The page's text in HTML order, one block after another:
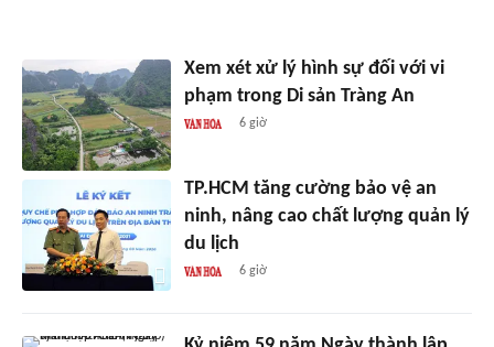
Xem xét xử lý hình sự đối với vi
phạm trong Di sản Tràng An
6 giờ
TP.HCM tăng cường bảo vệ an
ninh, nâng cao chất lượng quản lý
du lịch
6 giờ